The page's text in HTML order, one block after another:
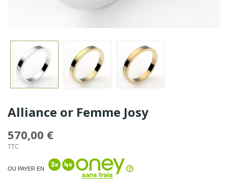
Alliance or Femme Josy
570,00 €
TTC
OU PAYER EN